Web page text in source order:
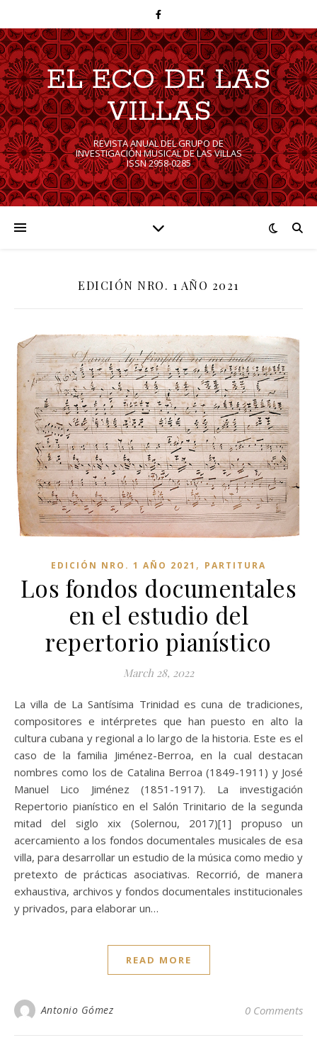
EL ECO DE LAS
VILLAS
REVISTA ANUAL DEL GRUPO DE
INVESTIGACIÓN MUSICAL DE LAS VILLAS
EDICIÓN NRO. 1 AÑO 2021
EDICIÓN NRO. 1 AÑO 2021 , PARTITURA
Los fondos documentales
en el estudio del
repertorio pianístico
March 28, 2022
La villa de La Santísima Trinidad es cuna de tradiciones,
compositores e intérpretes que han puesto en alto la
cultura cubana y regional a lo largo de la historia. Este es el
caso de la familia Jiménez-Berroa, en la cual destacan
nombres como los de Catalina Berroa (1849-1911) y José
Manuel Lico Jiménez (1851-1917). La investigación
Repertorio pianístico en el Salón Trinitario de la segunda
mitad del siglo xix (Solernou, 2017)[1] propuso un
acercamiento a los fondos documentales musicales de esa
villa, para desarrollar un estudio de la música como medio y
pretexto de prácticas asociativas. Recorrió, de manera
exhaustiva, archivos y fondos documentales institucionales
y privados, para elaborar un…
READ MORE
Antonio Gómez 0 Comments